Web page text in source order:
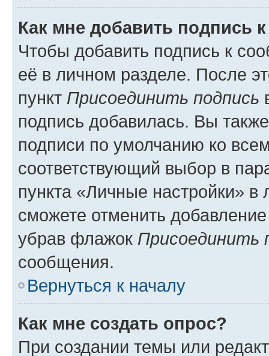
Как мне добавить подпись
Чтобы добавить подпись к
её в личном разделе. После
пункт Присоединить подпись
подпись добавилась. Вы
подписи по умолчанию ко
соответствующий выбор в
пункта «Личные настройки»
сможете отменить
убрав флажок Присоединить
сообщения.
Вернуться к началу
Как мне создать опрос?
При создании темы или